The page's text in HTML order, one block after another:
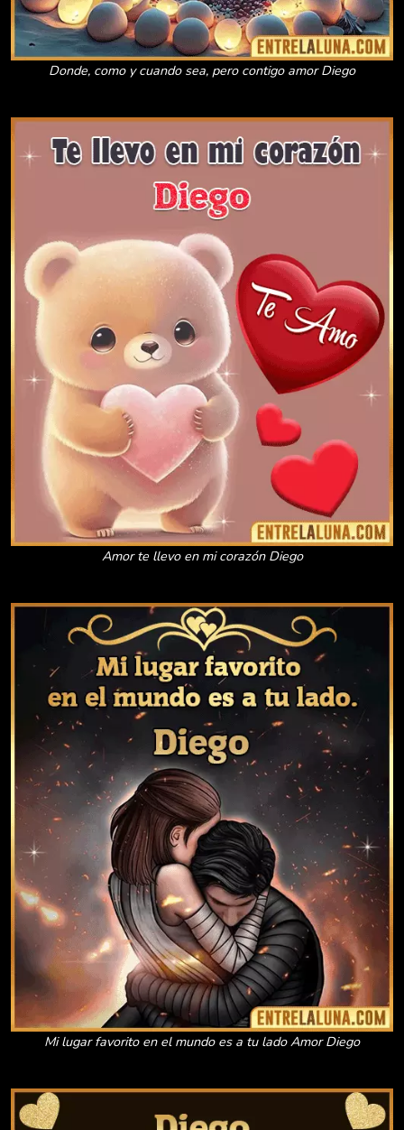
Donde, como y cuando sea, pero contigo amor Diego
Amor te llevo en mi corazón Diego
Mi lugar favorito en el mundo es a tu lado Amor Diego